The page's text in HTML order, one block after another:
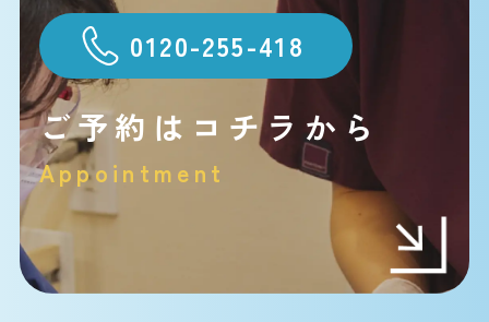
0120-255-418
ご予約はコチラから
Appointment